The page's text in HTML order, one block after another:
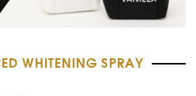
WHITENING SPRAY